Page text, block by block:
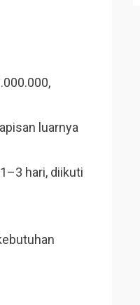
luarnya
hari, diikuti